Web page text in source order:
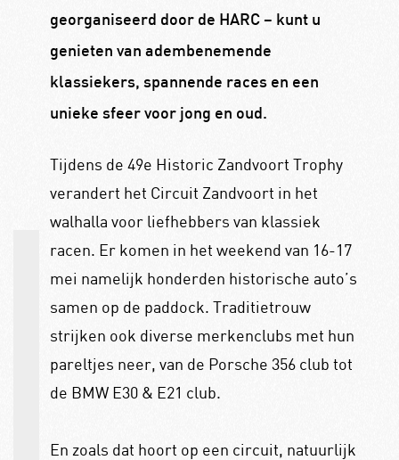
georganiseerd door de HARC – kunt u
genieten van adembenemende
klassiekers, spannende races en een
unieke sfeer voor jong en oud.
Tijdens de 49e Historic Zandvoort Trophy
verandert het Circuit Zandvoort in het
walhalla voor liefhebbers van klassiek
racen. Er komen in het weekend van 16-17
mei namelijk honderden historische auto’s
samen op de paddock. Traditietrouw
strijken ook diverse merkenclubs met hun
pareltjes neer, van de Porsche 356 club tot
de BMW E30 & E21 club.
En zoals dat hoort op een circuit, natuurlijk